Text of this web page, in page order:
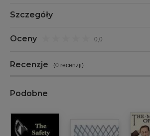
Szczegóły
Oceny 0,0
Recenzje (0 recenzji)
Podobne